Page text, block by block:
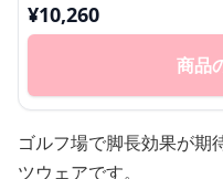
¥10,260
商品
ゴルフ場で脚長効果が期
ツウェアです。